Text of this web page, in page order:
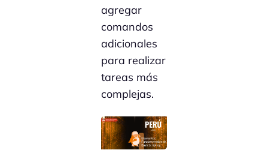
agregar
comandos
adicionales
para realizar
tareas más
complejas.